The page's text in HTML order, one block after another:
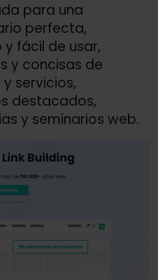
para una
perfecta,
y fácil de usar,
y concisas de
servicios,
destacados,
y seminarios web.